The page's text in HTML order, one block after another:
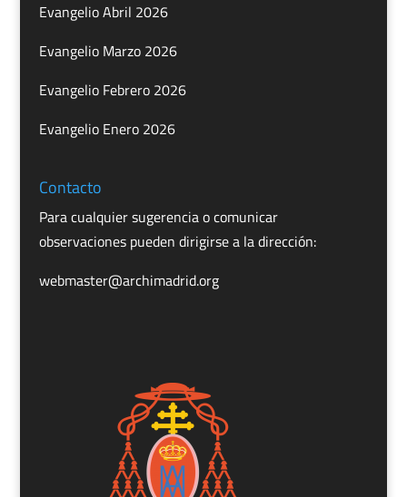
Evangelio Abril 2026
Evangelio Marzo 2026
Evangelio Febrero 2026
Evangelio Enero 2026
Contacto
Para cualquier sugerencia o comunicar
observaciones pueden dirigirse a la dirección:
webmaster@archimadrid.org